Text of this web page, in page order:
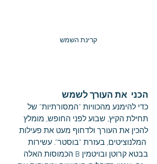
קרינת השמש
הכני  את העורך לשמש
כדי להימנע מהכוויות "המסורתיות" של
תחילת הקיץ, שבוע לפני החופש, מומלץ
להכין את העורך ולדחוף מעט את פעילות
המלנוציטים, בעזרת "בוסטר". עשירות
בבטא קרוטן ובויטמין B הכמוסות האלה